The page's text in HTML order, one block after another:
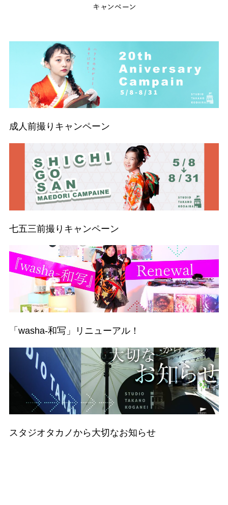
成人前撮りキャンペーン
七五三前撮りキャンペーン
「washa-和写」リニューアル！
スタジオタカノから大切なお知らせ